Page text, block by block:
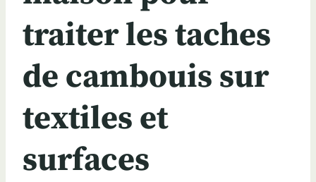
traiter les taches
de cambouis sur
textiles et
surfaces